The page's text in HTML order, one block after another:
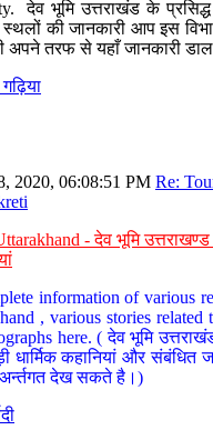
देव भूमि उत्तराखंड के
की जानकारी आप इस
तरफ से यहाँ जानकारी
2020, 06:08:51 PM Re:
- देव भूमि उत्तराखण्ड
information of various
, various stories related
here. ( देव भूमि
धार्मिक कहानियां और संबंधित
देख सकते है।)